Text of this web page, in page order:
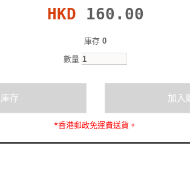
HKD 160.00
庫存 0
數量
*香港郵政免運費送貨。